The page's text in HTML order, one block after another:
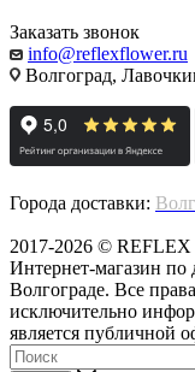
Заказать звонок
info@reflexflower.ru
Волгоград,
Города доставки:
2017-2026 ©
Интернет-магазин по
Волгограде. Все
исключительно
является публичной